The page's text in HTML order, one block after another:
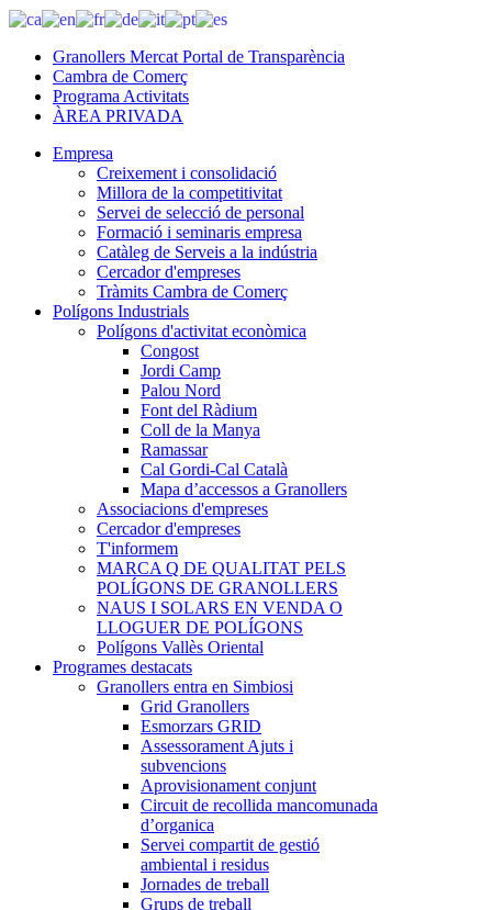
Granollers Mercat Portal de Transparència
Cambra de Comerç
Programa Activitats
ÀREA PRIVADA
Empresa
Creixement i consolidació
Millora de la competitivitat
Servei de selecció de personal
Formació i seminaris empresa
Catàleg de Serveis a la indústria
Cercador d'empreses
Tràmits Cambra de Comerç
Polígons Industrials
Polígons d'activitat econòmica
Congost
Jordi Camp
Palou Nord
Font del Ràdium
Coll de la Manya
Ramassar
Cal Gordi-Cal Català
Mapa d’accessos a Granollers
Associacions d'empreses
Cercador d'empreses
T'informem
MARCA Q DE QUALITAT PELS
POLÍGONS DE GRANOLLERS
NAUS I SOLARS EN VENDA O
LLOGUER DE POLÍGONS
Polígons Vallès Oriental
Programes destacats
Granollers entra en Simbiosi
Grid Granollers
Esmorzars GRID
Assessorament Ajuts i
subvencions
Aprovisionament conjunt
Circuit de recollida mancomunada
d’organica
Servei compartit de gestió
ambiental i residus
Jornades de treball
Grups de treball